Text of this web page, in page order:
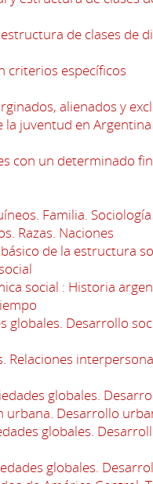
de clases de
criterios específicos
alienados y
la juventud en Argentina
con un determinado
Familia.
Razas. Naciones
de la estructura
social : Historia
globales. Desarrollo
Relaciones
globales.
urbana. Desarrollo
globales.
globales.